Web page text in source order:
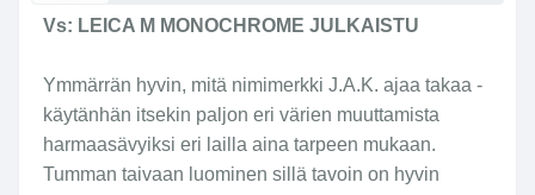
Vs: LEICA M MONOCHROME JULKAISTU
Ymmärrän hyvin, mitä nimimerkki J.A.K. ajaa takaa -
käytänhän itsekin paljon eri värien muuttamista
harmaasävyiksi eri lailla aina tarpeen mukaan.
Tumman taivaan luominen sillä tavoin on hyvin